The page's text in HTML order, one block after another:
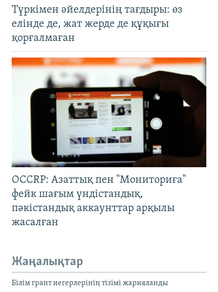
Түркімен әйелдерінің тағдыры: өз
елінде де, жат жерде де құқығы
қорғалмаған
OCCRP: Азаттық пен "Мониториға"
фейк шағым үндістандық,
пәкістандық аккаунттар арқылы
жасалған
Жаңалықтар
Білім грант иегерлерінің тізімі жарияланды